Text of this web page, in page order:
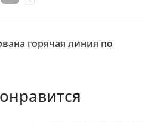
горячая линия по